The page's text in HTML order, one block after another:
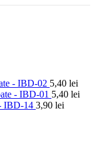
- IBD-02 5,40 lei
- IBD-01 5,40 lei
IBD-14 3,90 lei